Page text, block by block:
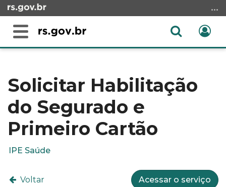
para
conteúdo
menu
para
busca
Alterna
Abrir
conteúdo
Solicitar Habilitação
do Segurado e
Primeiro Cartão
IPE Saúde
Voltar Acessar o serviço